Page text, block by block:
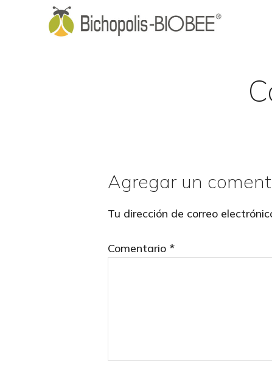
Reader
Interactions
Agregar un
Tu dirección de correo
Comentario *